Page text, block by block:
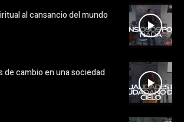
al cansancio del mundo
de cambio en una sociedad